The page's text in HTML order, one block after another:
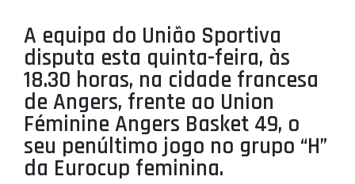
PROJETOS
LIGA BETCLIC MASCULINA
LIGA BETCLIC FEMININA
A equipa do União Sportiva
disputa esta quinta-feira, às
18.30 horas, na cidade francesa
de Angers, frente ao Union
Féminine Angers Basket 49, o
seu penúltimo jogo no grupo “H”
da Eurocup feminina.